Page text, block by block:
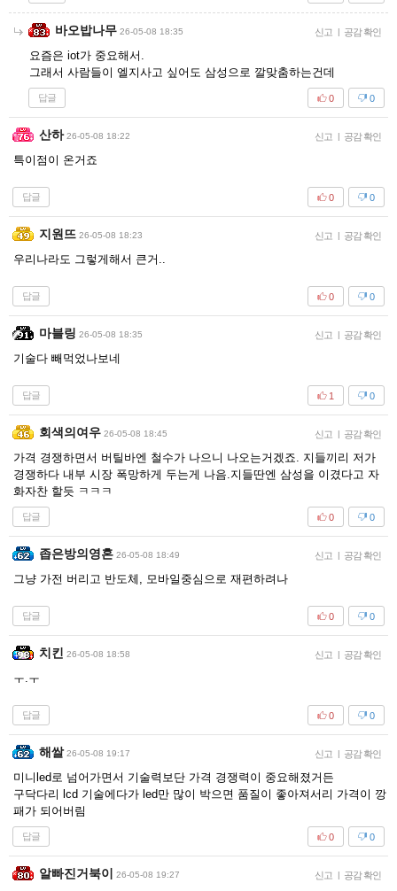
바오밥나무 26-05-08 18:35 신고 공감 확인
요즘은 iot가 중요해서.
그래서 사람들이 엘지사고 싶어도 삼성으로 깔맞춤하는건데
답글 0
0
산하 26-05-08 18:22 신고 공감 확인
특이점이 온거죠
답글 0
0
지원뜨 26-05-08 18:23 신고 공감 확인
우리나라도 그렇게해서 큰거..
답글 0
0
마블링 26-05-08 18:35 신고 공감 확인
기술다 빼먹었나보네
답글 0
1
회색의여우 26-05-08 18:45 신고 공감 확인
가격 경쟁하면서 버틸바엔 철수가 나으니 나오는거겠죠. 지들끼리 저가
경쟁하다 내부 시장 폭망하게 두는게 나음.지들딴엔 삼성을 이겼다고 자
화자찬 할듯 ㅋㅋㅋ
답글 0
0
좁은방의영혼 26-05-08 18:49 신고 공감 확인
그냥 가전 버리고 반도체, 모바일중심으로 재편하려나
답글 0
0
치킨 26-05-08 18:58 신고 공감 확인
ㅜ.ㅜ
답글 0
0
해쌀 26-05-08 19:17 신고 공감 확인
미니led로 넘어가면서 기술력보단 가격 경쟁력이 중요해졌거든
구닥다리 lcd 기술에다가 led만 많이 박으면 품질이 좋아져서리 가격이 깡
패가 되어버림
답글 0
0
알빠진거북이 26-05-08 19:27 신고 공감 확인